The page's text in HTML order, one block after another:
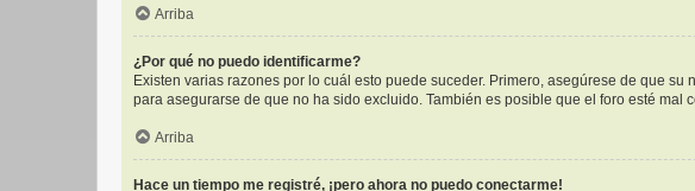
Arriba
¿Por qué no puedo identificarme?
Existen varias razones por lo cuál esto puede suceder. Primero, asegúrese de que
para asegurarse de que no ha sido excluido. También es posible que el foro esté
Arriba
Hace un tiempo me registré, ¡pero ahora no puedo conectarme!